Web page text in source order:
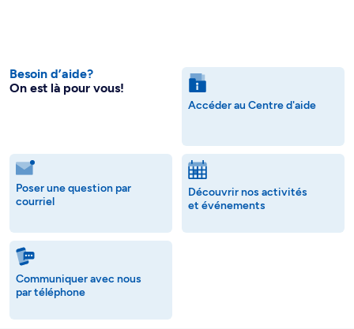
Besoin d’aide?
On est là pour vous!
Accéder au Centre d'aide
Poser une question par
courriel
Découvrir nos activités
et événements
Communiquer avec nous
par téléphone